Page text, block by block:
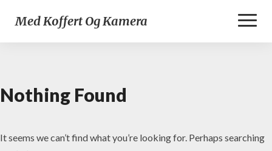
Med Koffert Og Kamera
Nothing
Found
Nothing Found
It seems we can’t find what you’re looking for. Perhaps searching